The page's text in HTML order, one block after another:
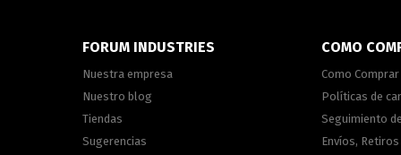
FORUM INDUSTRIES
Nuestra empresa
Nuestro blog
Tiendas
Sugerencias
COMO
Como Comprar
Políticas de
Seguimiento
Envíos,